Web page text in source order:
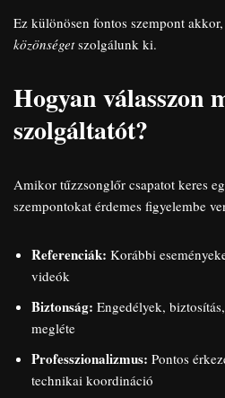
Ez különösen fontos szempont
közönségetszolgálunk ki.
Hogyan válasszon
szolgáltatót?
Amikor tűzzsonglőr csapatot keres
szempontokat érdemes figyelembe
Referenciák: Korábbi
videók
Biztonság: Engedélyek,
megléte
Professzionalizmus: Pontos
technikai koordináció